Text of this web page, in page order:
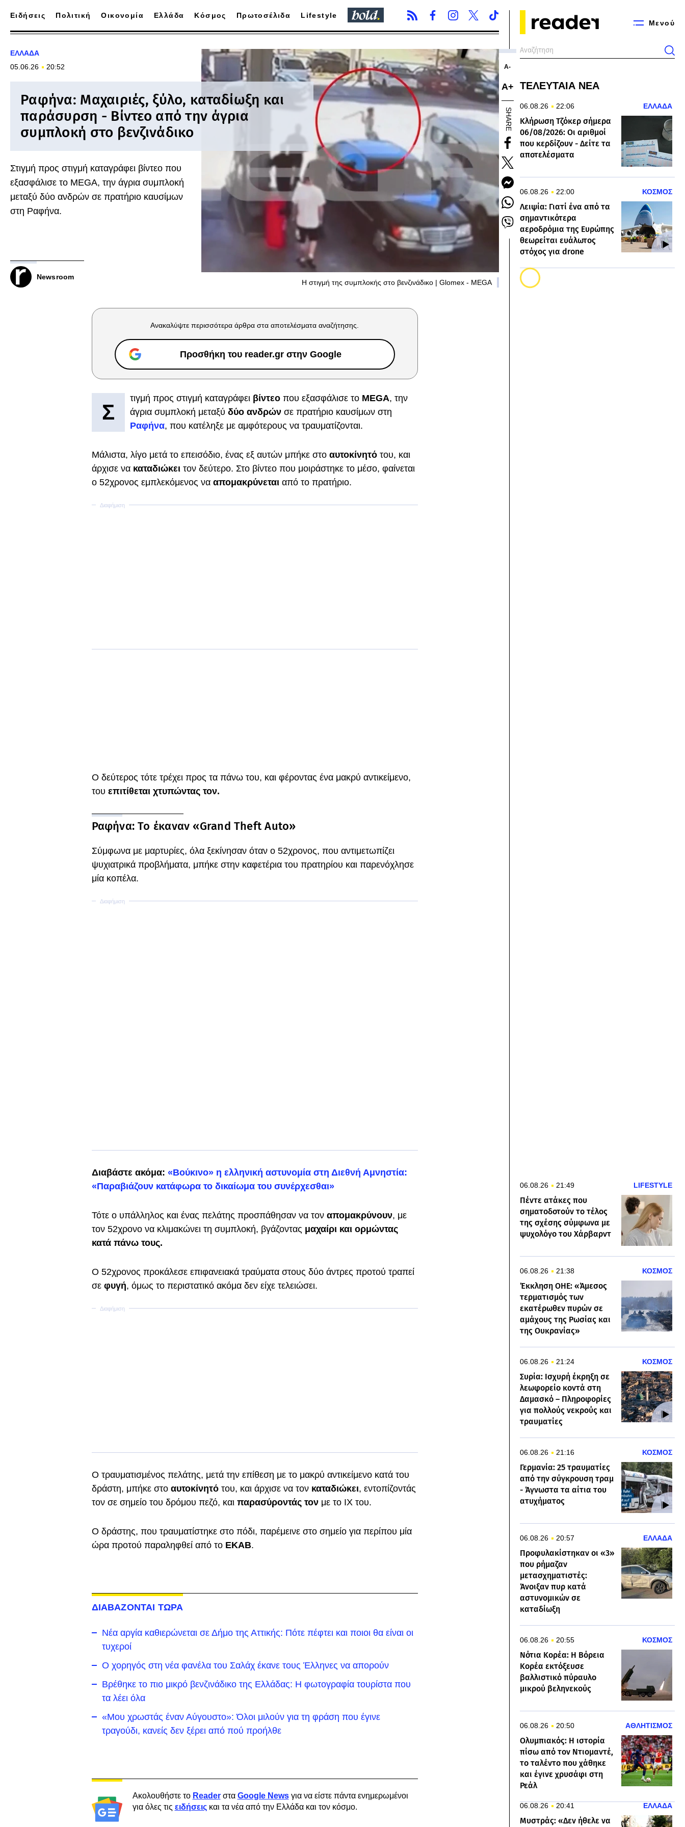
Μενού
Ειδήσεις Πολιτική Οικονομία Ελλάδα Κόσμος Πρωτοσέλιδα Lifestyle
ΕΛΛΑΔΑ
05.06.26
20:52
Ραφήνα: Μαχαιριές, ξύλο, καταδίωξη και
παράσυρση - Βίντεο από την άγρια
συμπλοκή στο βενζινάδικο
Στιγμή προς στιγμή καταγράφει βίντεο που
εξασφάλισε το MEGA, την άγρια συμπλοκή
μεταξύ δύο ανδρών σε πρατήριο καυσίμων
στη Ραφήνα.
Newsroom
Η στιγμή της συμπλοκής στο βενζινάδικο | Glomex - MEGA
Α-
Α+
SHARE
Ανακαλύψτε περισσότερα άρθρα στα αποτελέσματα αναζήτησης.
Προσθήκη του reader.gr στην Google
Σ
τιγμή προς στιγμή καταγράφει βίντεο που εξασφάλισε το MEGA, την
άγρια συμπλοκή μεταξύ δύο ανδρών σε πρατήριο καυσίμων στη
Ραφήνα, που κατέληξε με αμφότερους να τραυματίζονται.
Μάλιστα, λίγο μετά το επεισόδιο, ένας εξ αυτών μπήκε στο αυτοκίνητό του, και
άρχισε να καταδιώκει τον δεύτερο. Στο βίντεο που μοιράστηκε το μέσο, φαίνεται
ο 52χρονος εμπλεκόμενος να απομακρύνεται από το πρατήριο.
Ο δεύτερος τότε τρέχει προς τα πάνω του, και φέροντας ένα μακρύ αντικείμενο,
του επιτίθεται χτυπώντας τον.
Ραφήνα: Το έκαναν «Grand Theft Auto»
Σύμφωνα με μαρτυρίες, όλα ξεκίνησαν όταν ο 52χρονος, που αντιμετωπίζει
ψυχιατρικά προβλήματα, μπήκε στην καφετέρια του πρατηρίου και παρενόχλησε
μία κοπέλα.
Διαβάστε ακόμα: «Βούκινο» η ελληνική αστυνομία στη Διεθνή Αμνηστία:
«Παραβιάζουν κατάφωρα το δικαίωμα του συνέρχεσθαι»
Τότε ο υπάλληλος και ένας πελάτης προσπάθησαν να τον απομακρύνουν, με
τον 52χρονο να κλιμακώνει τη συμπλοκή, βγάζοντας μαχαίρι και ορμώντας
κατά πάνω τους.
Ο 52χρονος προκάλεσε επιφανειακά τραύματα στους δύο άντρες προτού τραπεί
σε φυγή, όμως το περιστατικό ακόμα δεν είχε τελειώσει.
Ο τραυματισμένος πελάτης, μετά την επίθεση με το μακρύ αντικείμενο κατά του
δράστη, μπήκε στο αυτοκίνητό του, και άρχισε να τον καταδιώκει, εντοπίζοντάς
τον σε σημείο του δρόμου πεζό, και παρασύροντάς τον με το ΙΧ του.
Ο δράστης, που τραυματίστηκε στο πόδι, παρέμεινε στο σημείο για περίπου μία
ώρα προτού παραληφθεί από το ΕΚΑΒ.
ΔΙΑΒΑΖΟΝΤΑΙ ΤΩΡΑ
Νέα αργία καθιερώνεται σε Δήμο της Αττικής: Πότε πέφτει και ποιοι θα είναι οι
τυχεροί
Ο χορηγός στη νέα φανέλα του Σαλάχ έκανε τους Έλληνες να απορούν
Βρέθηκε το πιο μικρό βενζινάδικο της Ελλάδας: Η φωτογραφία τουρίστα που
τα λέει όλα
«Μου χρωστάς έναν Αύγουστο»: Όλοι μιλούν για τη φράση που έγινε
τραγούδι, κανείς δεν ξέρει από πού προήλθε
Ακολουθήστε το Readerστα Google Newsγια να είστε πάντα ενημερωμένοι
για όλες τις ειδήσειςκαι τα νέα από την Ελλάδα και τον κόσμο.
ΤΕΛΕΥΤΑΙΑ ΝΕΑ
06.08.26 22:06 ΕΛΛΑΔΑ
Κλήρωση Τζόκερ σήμερα
06/08/2026: Οι αριθμοί
που κερδίζουν - Δείτε τα
αποτελέσματα
06.08.26 22:00 ΚΟΣΜΟΣ
Λειψία: Γιατί ένα από τα
σημαντικότερα
αεροδρόμια της Ευρώπης
θεωρείται ευάλωτος
στόχος για drone
06.08.26 21:49 LIFESTYLE
Πέντε ατάκες που
σηματοδοτούν το τέλος
της σχέσης σύμφωνα με
ψυχολόγο του Χάρβαρντ
06.08.26 21:38 ΚΟΣΜΟΣ
Έκκληση ΟΗΕ: «Άμεσος
τερματισμός των
εκατέρωθεν πυρών σε
αμάχους της Ρωσίας και
της Ουκρανίας»
06.08.26 21:24 ΚΟΣΜΟΣ
Συρία: Ισχυρή έκρηξη σε
λεωφορείο κοντά στη
Δαμασκό – Πληροφορίες
για πολλούς νεκρούς και
τραυματίες
06.08.26 21:16 ΚΟΣΜΟΣ
Γερμανία: 25 τραυματίες
από την σύγκρουση τραμ
- Άγνωστα τα αίτια του
ατυχήματος
06.08.26 20:57 ΕΛΛΑΔΑ
Προφυλακίστηκαν οι «3»
που ρήμαζαν
μετασχηματιστές:
Άνοιξαν πυρ κατά
αστυνομικών σε
καταδίωξη
06.08.26 20:55 ΚΟΣΜΟΣ
Νότια Κορέα: Η Βόρεια
Κορέα εκτόξευσε
βαλλιστικό πύραυλο
μικρού βεληνεκούς
06.08.26 20:50 ΑΘΛΗΤΙΣΜΟΣ
Ολυμπιακός: Η ιστορία
πίσω από τον Ντιομαντέ,
το ταλέντο που χάθηκε
και έγινε χρυσάφι στη
Ρεάλ
06.08.26 20:41 ΕΛΛΑΔΑ
Μυστράς: «Δεν ήθελε να